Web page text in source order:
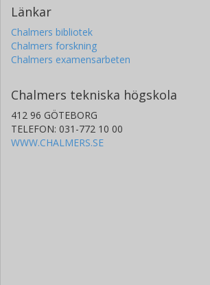
Länkar
Chalmers bibliotek
Chalmers forskning
Chalmers examensarbeten
Chalmers tekniska högskola
412 96 GÖTEBORG
TELEFON: 031-772 10 00
WWW.CHALMERS.SE